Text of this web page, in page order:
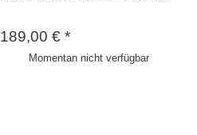
189,00 € *
Momentan nicht verfügbar